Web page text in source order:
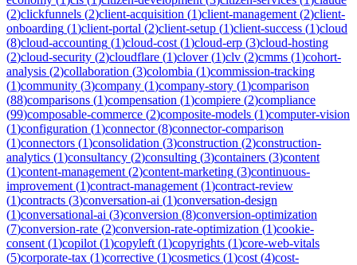
(2)clickfunnels (2)client-acquisition (1)client-management (2)client-
onboarding (1)client-portal (2)client-setup (1)client-success (1)cloud
(8)cloud-accounting (1)cloud-cost (1)cloud-erp (3)cloud-hosting
(2)cloud-security (2)cloudflare (1)clover(1)clv (2)cmms (1)cohort-
analysis (2)collaboration (3)colombia (1)commission-tracking
(1)community (3)company (1)company-story (1)comparison
(88)comparisons (1)compensation (1)compiere (2)compliance
(99)composable-commerce (2)composite-models (1)computer-vision
(1)configuration (1)connector(8)connector-comparison
(1)connectors (1)consolidation (3)construction (2)construction-
analytics (1)consultancy (2)consulting (3)containers (3)content
(1)content-management (2)content-marketing (3)continuous-
improvement (1)contract-management (1)contract-review
(1)contracts (3)conversation-ai (1)conversation-design
(1)conversational-ai (3)conversion (8)conversion-optimization
(7)conversion-rate (2)conversion-rate-optimization (1)cookie-
consent (1)copilot (1)copyleft (1)copyrights (1)core-web-vitals
(5)corporate-tax (1)corrective (1)cosmetics (1)cost (4)cost-